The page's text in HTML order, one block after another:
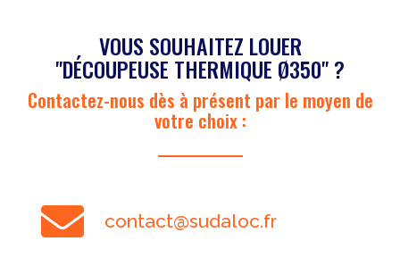
VOUS SOUHAITEZ LOUER
"DÉCOUPEUSE THERMIQUE Ø350" ?
Contactez-nous dès à présent par le moyen de
votre choix :
 contact@sudaloc.fr